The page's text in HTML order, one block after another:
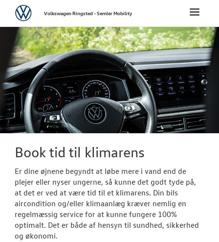
FORSIDE
NYE
NYE VAREBILER
BRUGTE BILER
Bestil tid på
Koncepter og
Vejhjælp
Toggle
VolkswagenVolkswagen Ringsted - Semler Mobility
Book tid til klimarens
Er dine øjnene begyndt at løbe mere i vand end de
plejer eller nyser ungerne, så kunne det godt tyde på,
at det er ved at være tid til et klimarens. Din bils
aircondition og/eller klimaanlæg kræver nemlig en
regelmæssig service for at kunne fungere 100%
optimalt. Det er både af hensyn til sundhed, sikkerhed
og økonomi.